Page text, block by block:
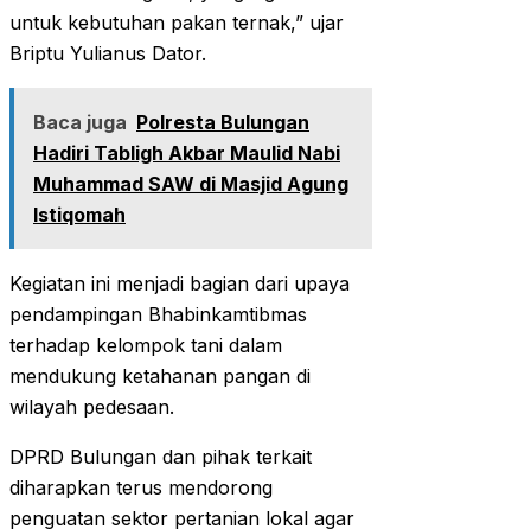
untuk kebutuhan pakan ternak,” ujar
Briptu Yulianus Dator.
Baca juga Polresta Bulungan
Hadiri Tabligh Akbar Maulid Nabi
Muhammad SAW di Masjid Agung
Istiqomah
Kegiatan ini menjadi bagian dari upaya
pendampingan Bhabinkamtibmas
terhadap kelompok tani dalam
mendukung ketahanan pangan di
wilayah pedesaan.
DPRD Bulungan dan pihak terkait
diharapkan terus mendorong
penguatan sektor pertanian lokal agar